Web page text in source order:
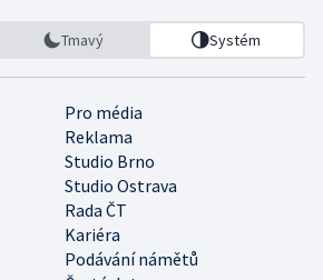
Tmavý Systém
Pro média
Reklama
Studio Brno
Studio Ostrava
Rada ČT
Kariéra
Podávání námětů